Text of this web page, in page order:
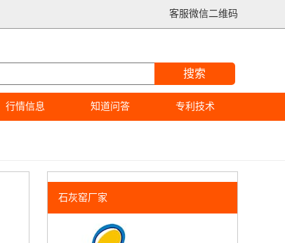
客服微信二维码
搜索
行情信息 知道问答 专利技术
石灰窑厂家